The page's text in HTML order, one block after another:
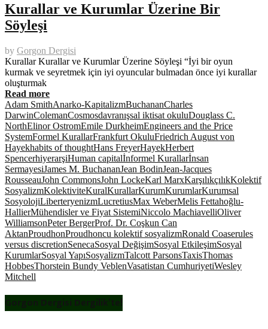
Kurallar ve Kurumlar Üzerine Bir
Söyleşi
by Gorgon Dergisi
Kurallar Kurallar ve Kurumlar Üzerine Söyleşi “İyi bir oyun
kurmak ve seyretmek için iyi oyuncular bulmadan önce iyi kurallar
oluşturmak
Read more
Adam SmithAnarko-KapitalizmBuchananCharles
DarwinColemanCosmosdavranışsal iktisat okuluDouglass C.
NorthElinor OstromEmile DurkheimEngineers and the Price
SystemFormel KurallarFrankfurt OkuluFriedrich August von
Hayekhabits of thoughtHans FreyerHayekHerbert
SpencerhiyerarşiHuman capitalİnformel Kurallarİnsan
SermayesiJames M. BuchananJean BodinJean-Jacques
RousseauJohn CommonsJohn LockeKarl MarxKarşılıkçılıkKolektif
SosyalizmKolektiviteKuralKurallarKurumKurumlarKurumsal
SosyolojiLiberteryenizmLucretiusMax WeberMelis Fettahoğlu-
HallierMühendisler ve Fiyat SistemiNiccolo MachiavelliOliver
WilliamsonPeter BergerProf. Dr. Coşkun Can
AktanProudhonProudhoncu kolektif sosyalizmRonald Coaserules
versus discretionSenecaSosyal DeğişimSosyal EtkileşimSosyal
KurumlarSosyal YapıSosyalizmTalcott ParsonsTaxisThomas
HobbesThorstein Bundy VeblenVasatistan CumhuriyetiWesley
Mitchell
Gorgon Dergisi Dergilik’te!